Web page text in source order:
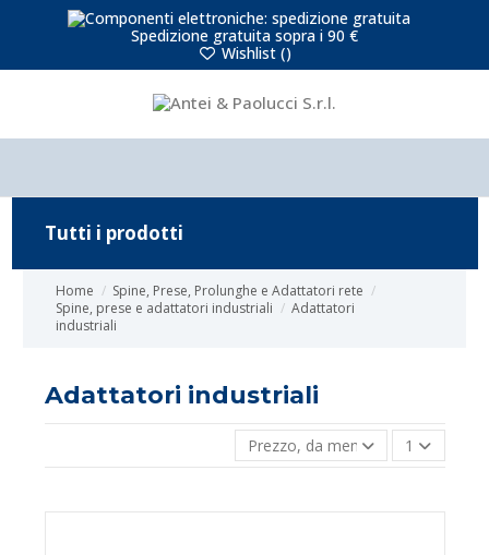
Spedizione gratuita sopra i 90 €
Wishlist ()
Home
Spine, Prese, Prolunghe e Adattatori rete
Spine, prese e adattatori industriali
Adattatori
industriali
Adattatori industriali
Prezzo, da meno caro a più caro
1
Tutti i prodotti